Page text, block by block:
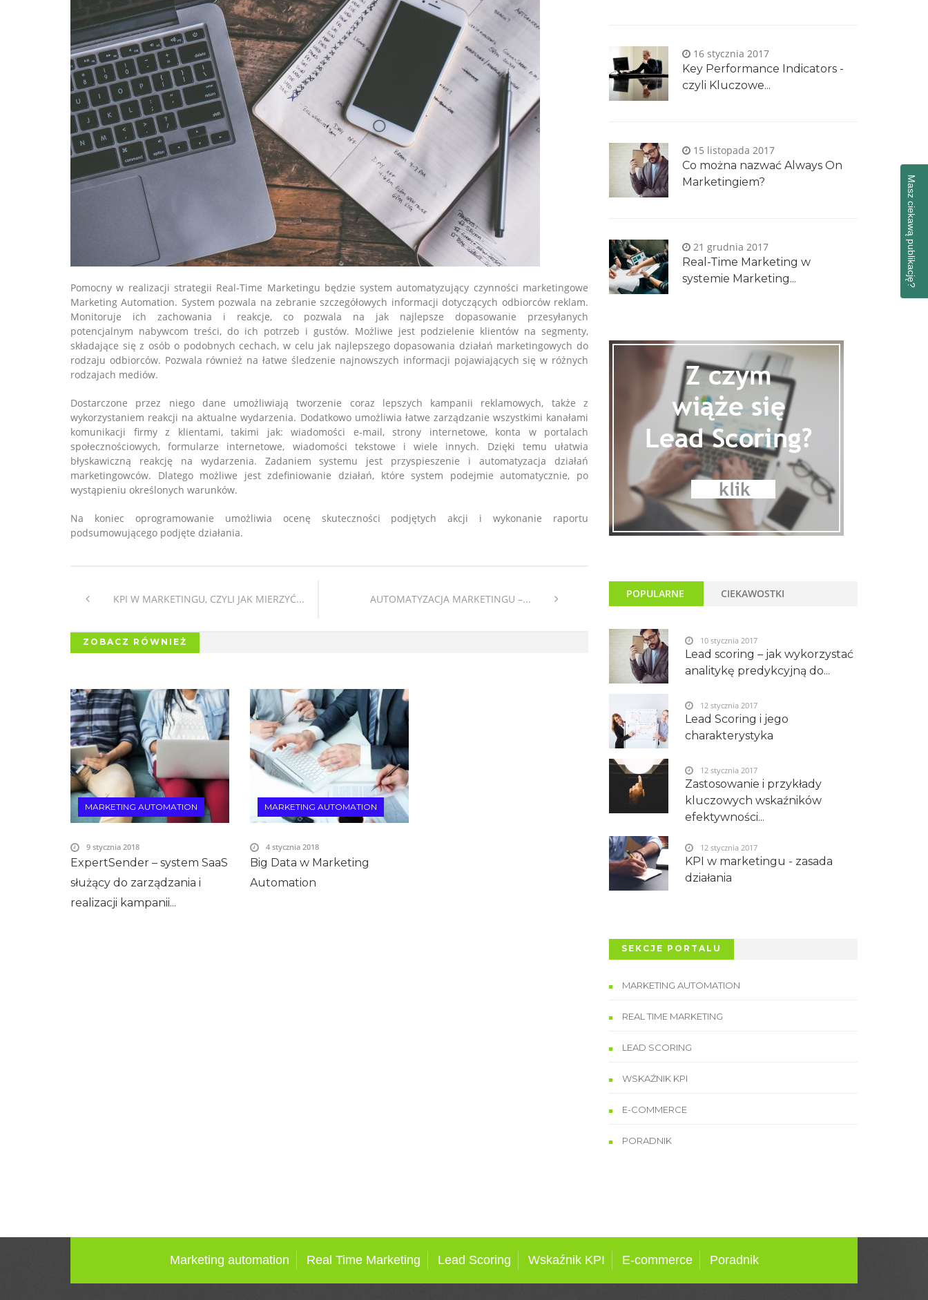
Pomocny w realizacji strategii Real-Time Marketingu będzie system automatyzujący czynności marketingowe
Marketing Automation. System pozwala na zebranie szczegółowych informacji dotyczących odbiorców reklam.
Monitoruje ich zachowania i reakcje, co pozwala na jak najlepsze dopasowanie przesyłanych
potencjalnym nabywcom treści, do ich potrzeb i gustów. Możliwe jest podzielenie klientów na segmenty,
składające się z osób o podobnych cechach, w celu jak najlepszego dopasowania działań marketingowych do
rodzaju odbiorców. Pozwala również na łatwe śledzenie najnowszych informacji pojawiających się w różnych
rodzajach mediów.
Dostarczone przez niego dane umożliwiają tworzenie coraz lepszych kampanii reklamowych, także z
wykorzystaniem reakcji na aktualne wydarzenia. Dodatkowo umożliwia łatwe zarządzanie wszystkimi kanałami
komunikacji firmy z klientami, takimi jak: wiadomości e-mail, strony internetowe, konta w portalach
społecznościowych, formularze internetowe, wiadomości tekstowe i wiele innych. Dzięki temu ułatwia
błyskawiczną reakcję na wydarzenia. Zadaniem systemu jest przyspieszenie i automatyzacja działań
marketingowców. Dlatego możliwe jest zdefiniowanie działań, które system podejmie automatycznie, po
wystąpieniu określonych warunków.
Na koniec oprogramowanie umożliwia ocenę skuteczności podjętych akcji i wykonanie raportu
podsumowującego podjęte działania.
KPI W MARKETINGU, CZYLI JAK MIERZYĆ... AUTOMATYZACJA MARKETINGU –...
ZOBACZ RÓWNIEŻ
MARKETING AUTOMATION
ExpertSender – system SaaS
służący do zarządzania i
realizacji kampanii...
9 stycznia 2018
MARKETING AUTOMATION
Big Data w Marketing
Automation
4 stycznia 2018
Key Performance Indicators -
czyli Kluczowe...
16 stycznia 2017
Co można nazwać Always On
Marketingiem?
15 listopada 2017
Real-Time Marketing w
systemie Marketing...
21 grudnia 2017
POPULARNE CIEKAWOSTKI
Lead scoring – jak wykorzystać
analitykę predykcyjną do...
10 stycznia 2017
Lead Scoring i jego
charakterystyka
12 stycznia 2017
Zastosowanie i przykłady
kluczowych wskaźników
efektywności...
12 stycznia 2017
KPI w marketingu - zasada
działania
12 stycznia 2017
SEKCJE PORTALU
MARKETING AUTOMATION
REAL TIME MARKETING
LEAD SCORING
WSKAŹNIK KPI
E-COMMERCE
PORADNIK
Marketing automation Real Time Marketing Lead Scoring Wskaźnik KPI E-commerce Poradnik
Masz ciekawą publikację?